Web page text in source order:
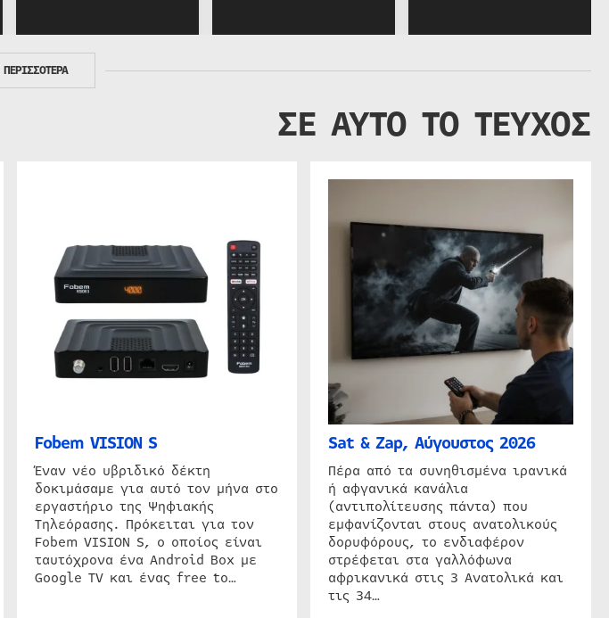
ΣΕ ΑΥΤΟ ΤΟ ΤΕΥΧΟΣ
Fobem VISION S
Έναν νέο υβριδικό δέκτη
δοκιμάσαμε για αυτό τον μήνα στο
εργαστήριο της Ψηφιακής
Τηλεόρασης. Πρόκειται για τον
Fobem VISION S, ο οποίος είναι
ταυτόχρονα ένα Android Box με
Google TV και ένας free to…
Sat & Zap, Αύγουστος 2026
Πέρα από τα συνηθισμένα ιρανικά
ή αφγανικά κανάλια
(αντιπολίτευσης πάντα) που
εμφανίζονται στους ανατολικούς
δορυφόρους, το ενδιαφέρον
στρέφεται στα γαλλόφωνα
αφρικανικά στις 3 Ανατολικά και
τις 34…